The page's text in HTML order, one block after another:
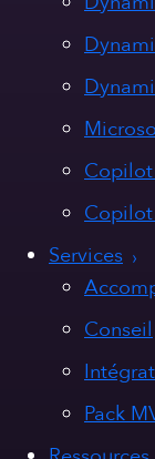
Services
Conseil
Pack